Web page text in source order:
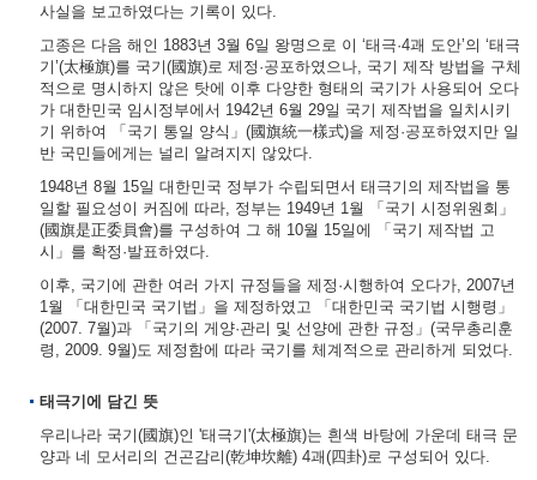
사실을 보고하였다는 기록이 있다.
고종은 다음 해인 1883년 3월 6일 왕명으로 이 ‘태극·4괘 도안’의 ‘태극
기’(太極旗)를 국기(國旗)로 제정·공포하였으나, 국기 제작 방법을 구체
적으로 명시하지 않은 탓에 이후 다양한 형태의 국기가 사용되어 오다
가 대한민국 임시정부에서 1942년 6월 29일 국기 제작법을 일치시키
기 위하여 「국기 통일 양식」(國旗統一樣式)을 제정·공포하였지만 일
반 국민들에게는 널리 알려지지 않았다.
1948년 8월 15일 대한민국 정부가 수립되면서 태극기의 제작법을 통
일할 필요성이 커짐에 따라, 정부는 1949년 1월 「국기 시정위원회」
(國旗是正委員會)를 구성하여 그 해 10월 15일에 「국기 제작법 고
시」를 확정·발표하였다.
이후, 국기에 관한 여러 가지 규정들을 제정·시행하여 오다가, 2007년
1월 「대한민국 국기법」을 제정하였고 「대한민국 국기법 시행령」
(2007. 7월)과 「국기의 게양·관리 및 선양에 관한 규정」(국무총리훈
령, 2009. 9월)도 제정함에 따라 국기를 체계적으로 관리하게 되었다.
태극기에 담긴 뜻
우리나라 국기(國旗)인 '태극기'(太極旗)는 흰색 바탕에 가운데 태극 문
양과 네 모서리의 건곤감리(乾坤坎離) 4괘(四卦)로 구성되어 있다.